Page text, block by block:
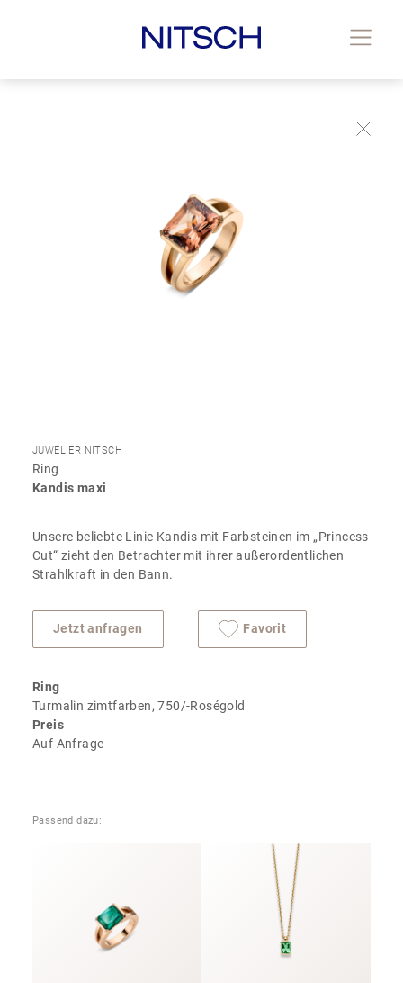
JUWELIER NITSCH
Ring
Kandis maxi
Unsere beliebte Linie Kandis mit Farbsteinen im „Princess
Cut“ zieht den Betrachter mit ihrer außerordentlichen
Strahlkraft in den Bann.
Jetzt anfragen Favorit
Ring
Turmalin zimtfarben, 750/-Roségold
Preis
Auf Anfrage
Passend dazu: